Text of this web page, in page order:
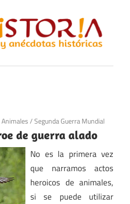
Animales/Segunda Guerra Mundial
de guerra alado
No es la primera vez
que narramos actos
heroicos de animales,
si se puede utilizar